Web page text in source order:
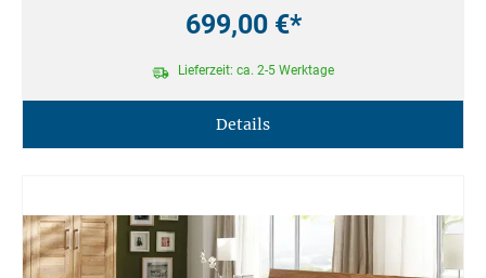
699,00 €*
Lieferzeit: ca. 2-5 Werktage
Details